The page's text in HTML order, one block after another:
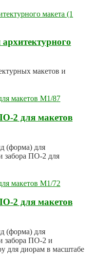
архитектурного
макетов и
2 для макетов
(форма) для
забора ПО-2 для
2 для макетов
(форма) для
забора ПО-2 и
для диорам в масштабе